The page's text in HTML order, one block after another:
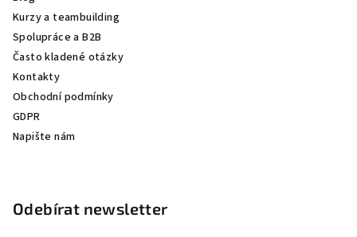
Kurzy a teambuilding
Spolupráce a B2B
Často kladené otázky
Kontakty
Obchodní podmínky
GDPR
Napište nám
Odebírat newsletter